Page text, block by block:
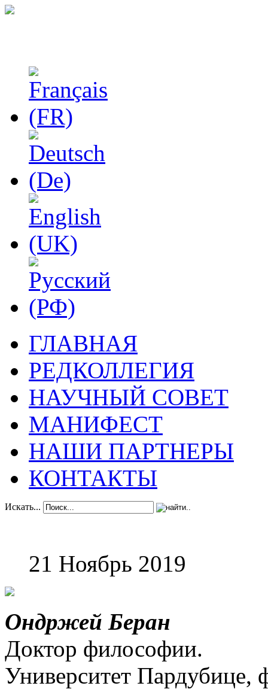
ГЛАВНАЯ
РЕДКОЛЛЕГИЯ
НАУЧНЫЙ СОВЕТ
МАНИФЕСТ
НАШИ ПАРТНЕРЫ
КОНТАКТЫ
Искать...
21 Ноябрь 2019
Ондржей Беран
Доктор философии.
Университет Пардубице,